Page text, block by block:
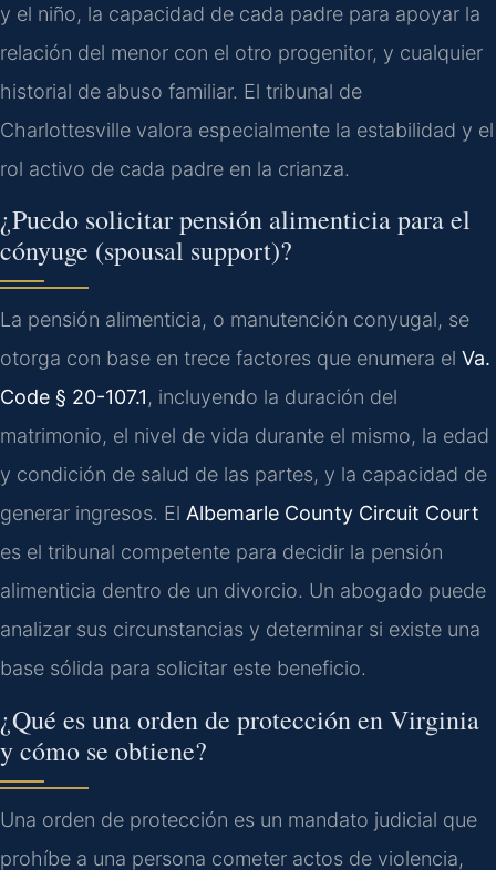
y el niño, la capacidad de cada padre para apoyar la
relación del menor con el otro progenitor, y cualquier
historial de abuso familiar. El tribunal de
Charlottesville valora especialmente la estabilidad y el
rol activo de cada padre en la crianza.
¿Puedo solicitar pensión alimenticia para el
cónyuge (spousal support)?
La pensión alimenticia, o manutención conyugal, se
otorga con base en trece factores que enumera el Va.
Code § 20-107.1, incluyendo la duración del
matrimonio, el nivel de vida durante el mismo, la edad
y condición de salud de las partes, y la capacidad de
generar ingresos. El Albemarle County Circuit Court
es el tribunal competente para decidir la pensión
alimenticia dentro de un divorcio. Un abogado puede
analizar sus circunstancias y determinar si existe una
base sólida para solicitar este beneficio.
¿Qué es una orden de protección en Virginia
y cómo se obtiene?
Una orden de protección es un mandato judicial que
prohíbe a una persona cometer actos de violencia,